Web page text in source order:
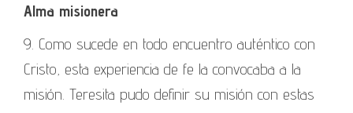
Alma misionera
9. Como sucede en todo encuentro auténtico con
Cristo, esta experiencia de fe la convocaba a la
misión. Teresita pudo definir su misión con estas